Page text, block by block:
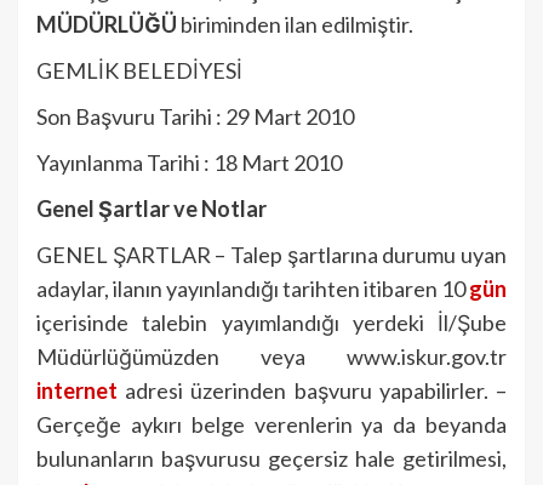
MÜDÜRLÜĞÜ biriminden ilan edilmiştir.
GEMLİK BELEDİYESİ
Son Başvuru Tarihi : 29 Mart 2010
Yayınlanma Tarihi : 18 Mart 2010
Genel Şartlar ve Notlar
GENEL ŞARTLAR – Talep şartlarına durumu uyan
adaylar, ilanın yayınlandığı tarihten itibaren 10gün
içerisinde talebin yayımlandığı yerdeki İl/Şube
Müdürlüğümüzden veya www.iskur.gov.tr
internet adresi üzerinden başvuru yapabilirler. –
Gerçeğe aykırı belge verenlerin ya da beyanda
bulunanların başvurusu geçersiz hale getirilmesi,